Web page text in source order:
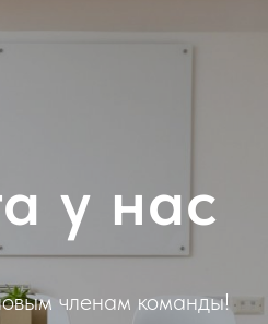
у нас
членам команды!